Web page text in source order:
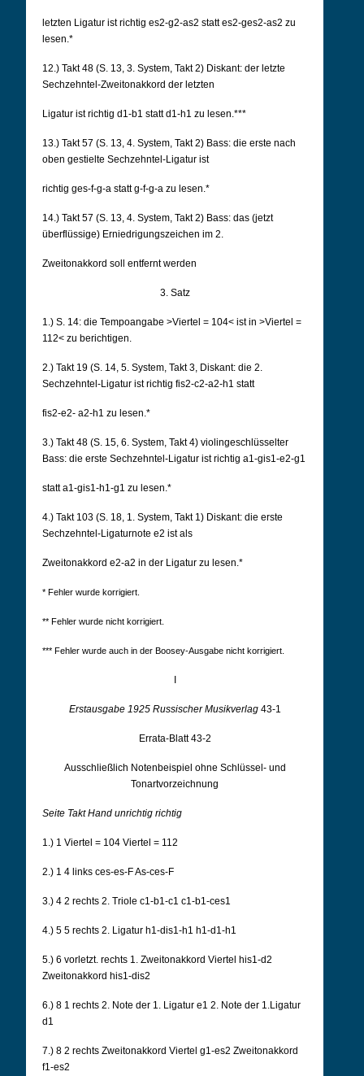
letzten Ligatur ist richtig es2-g2-as2 statt es2-ges2-as2 zu
lesen.*
12.) Takt 48 (S. 13, 3. System, Takt 2) Diskant: der letzte
Sechzehntel-Zweitonakkord der letzten
Ligatur ist richtig d1-b1 statt d1-h1 zu lesen.***
13.) Takt 57 (S. 13, 4. System, Takt 2) Bass: die erste nach
oben gestielte Sechzehntel-Ligatur ist
richtig ges-f-g-a statt g-f-g-a zu lesen.*
14.) Takt 57 (S. 13, 4. System, Takt 2) Bass: das (jetzt
überflüssige) Erniedrigungszeichen im 2.
Zweitonakkord soll entfernt werden
3. Satz
1.) S. 14: die Tempoangabe >Viertel = 104< ist in >Viertel =
112< zu berichtigen.
2.) Takt 19 (S. 14, 5. System, Takt 3, Diskant: die 2.
Sechzehntel-Ligatur ist richtig fis2-c2-a2-h1 statt
fis2-e2- a2-h1 zu lesen.*
3.) Takt 48 (S. 15, 6. System, Takt 4) violingeschlüsselter
Bass: die erste Sechzehntel-Ligatur ist richtig a1-gis1-e2-g1
statt a1-gis1-h1-g1 zu lesen.*
4.) Takt 103 (S. 18, 1. System, Takt 1) Diskant: die erste
Sechzehntel-Ligaturnote e2 ist als
Zweitonakkord e2-a2 in der Ligatur zu lesen.*
* Fehler wurde korrigiert.
** Fehler wurde nicht korrigiert.
*** Fehler wurde auch in der Boosey-Ausgabe nicht korrigiert.
Erstausgabe 1925 Russischer Musikverlag 43-1
Errata-Blatt 43-2
Ausschließlich Notenbeispiel ohne Schlüssel- und
Tonartvorzeichnung
Seite Takt Hand unrichtig richtig
1.) 1 Viertel = 104 Viertel = 112
2.) 1 4 links ces-es-F As-ces-F
3.) 4 2 rechts 2. Triole c1-b1-c1 c1-b1-ces1
4.) 5 5 rechts 2. Ligatur h1-dis1-h1 h1-d1-h1
5.) 6 vorletzt. rechts 1. Zweitonakkord Viertel his1-d2
Zweitonakkord his1-dis2
6.) 8 1 rechts 2. Note der 1. Ligatur e1 2. Note der 1.Ligatur
d1
7.) 8 2 rechts Zweitonakkord Viertel g1-es2 Zweitonakkord
f1-es2